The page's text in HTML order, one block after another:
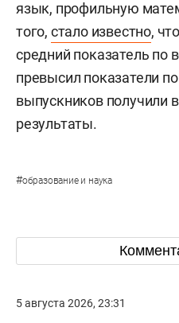
язык, профильную
того, стало известно,
средний показатель по
превысил показатели
выпускников получили
результаты.
#образование и наука
5 августа 2026, 23:31